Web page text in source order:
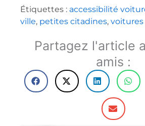
Étiquettes : accessibilité
ville, petites citadines,
Partagez l'article
amis :